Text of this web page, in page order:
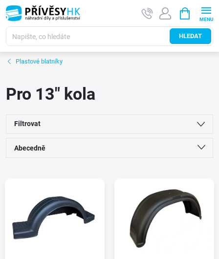
Přejít
na
obsah
HLEDAT
NÁKUPNÍ
KOŠÍK
Plastové blatníky
Pro 13" kola
Filtrovat
Ř
e
n
Abecedně
Nejprodávanější
p